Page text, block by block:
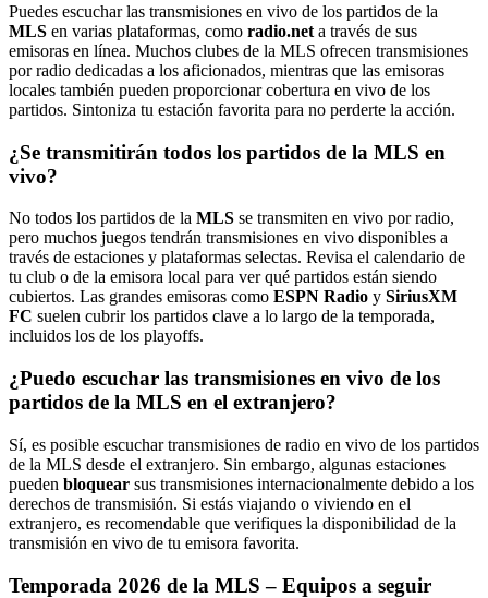
Puedes escuchar las transmisiones en vivo de los partidos de la
MLS en varias plataformas, como radio.net a través de sus
emisoras en línea. Muchos clubes de la MLS ofrecen transmisiones
por radio dedicadas a los aficionados, mientras que las emisoras
locales también pueden proporcionar cobertura en vivo de los
partidos. Sintoniza tu estación favorita para no perderte la acción.
¿Se transmitirán todos los partidos de la MLS en
vivo?
No todos los partidos de la MLS se transmiten en vivo por radio,
pero muchos juegos tendrán transmisiones en vivo disponibles a
través de estaciones y plataformas selectas. Revisa el calendario de
tu club o de la emisora local para ver qué partidos están siendo
cubiertos. Las grandes emisoras como ESPN Radio y SiriusXM
FC suelen cubrir los partidos clave a lo largo de la temporada,
incluidos los de los playoffs.
¿Puedo escuchar las transmisiones en vivo de los
partidos de la MLS en el extranjero?
Sí, es posible escuchar transmisiones de radio en vivo de los partidos
de la MLS desde el extranjero. Sin embargo, algunas estaciones
pueden bloquear sus transmisiones internacionalmente debido a los
derechos de transmisión. Si estás viajando o viviendo en el
extranjero, es recomendable que verifiques la disponibilidad de la
transmisión en vivo de tu emisora favorita.
Temporada 2026 de la MLS – Equipos a seguir